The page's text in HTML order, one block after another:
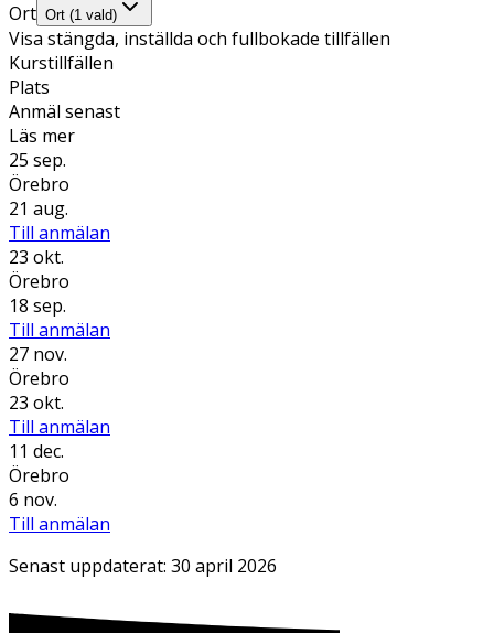
Ort Ort (1 vald)
Visa stängda, inställda och fullbokade tillfällen
Kurstillfällen
Plats
Anmäl senast
Läs mer
25 sep.
Örebro
21 aug.
Till anmälan
23 okt.
Örebro
18 sep.
Till anmälan
27 nov.
Örebro
23 okt.
Till anmälan
11 dec.
Örebro
6 nov.
Till anmälan
Senast uppdaterat: 30 april 2026